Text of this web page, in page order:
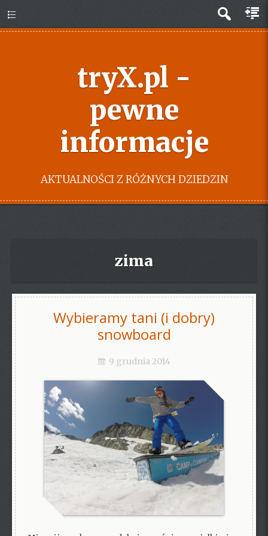
tryX.pl -
pewne
informacje
AKTUALNOŚCI Z RÓŻNYCH DZIEDZIN
zima
Wybieramy tani (i dobry)
snowboard
9 grudnia 2014